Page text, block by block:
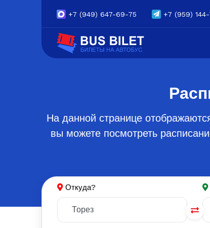
+7 (949) 647-69-75 +7 (959)
На данной странице
вы можете посмотреть
Откуда?